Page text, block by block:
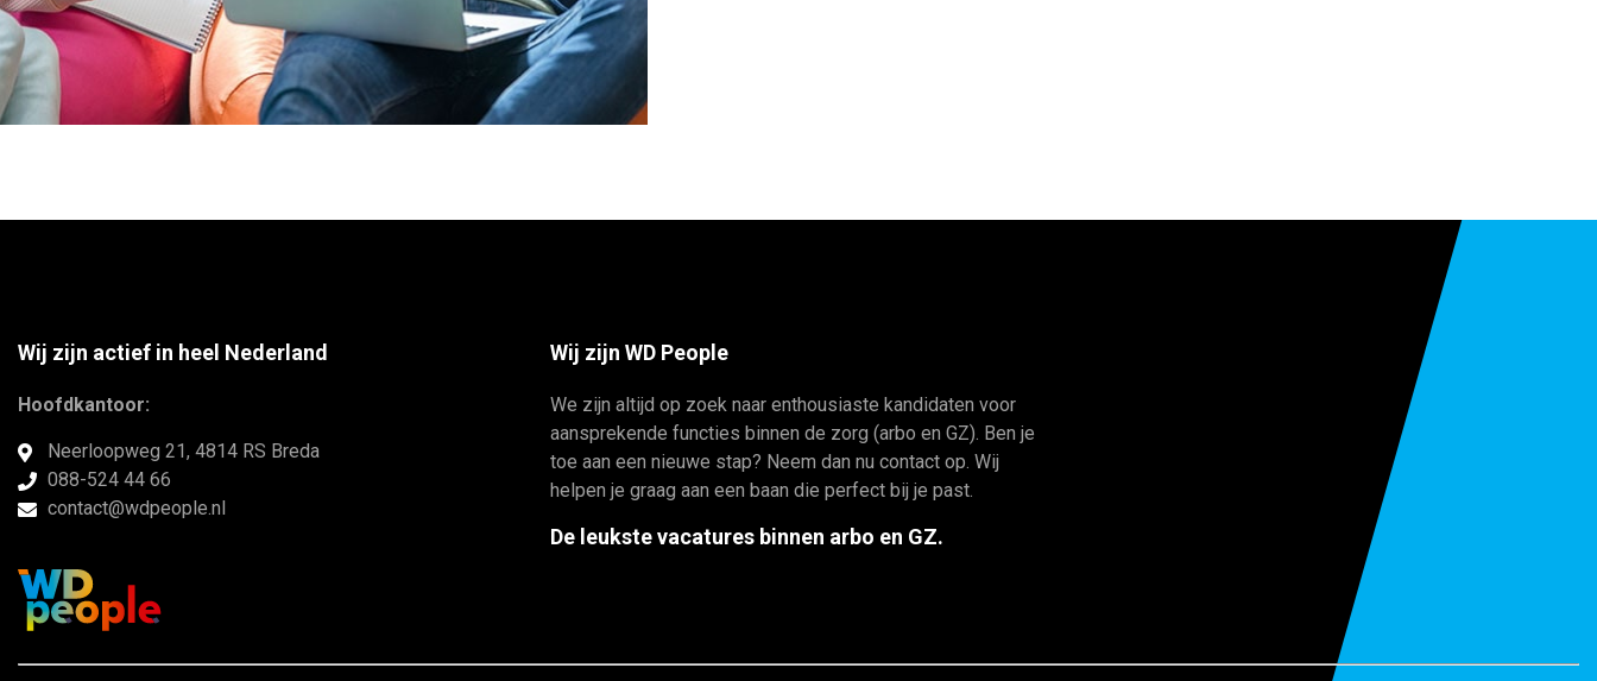
Wij zijn actief in heel Nederland
Hoofdkantoor:
Neerloopweg 21, 4814 RS Breda
088-524 44 66
contact@wdpeople.nl
Wij zijn WD People
We zijn altijd op zoek naar enthousiaste kandidaten voor
aansprekende functies binnen de zorg (arbo en GZ). Ben je
toe aan een nieuwe stap? Neem dan nu contact op. Wij
helpen je graag aan een baan die perfect bij je past.
De leukste vacatures binnen arbo en GZ.